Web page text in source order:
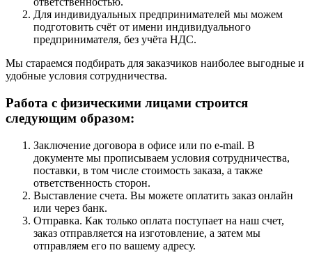
Для индивидуальных предпринимателей мы можем
подготовить счёт от имени индивидуального
предпринимателя, без учёта НДС.
Мы стараемся подбирать для заказчиков наиболее выгодные и
удобные условия сотрудничества.
Работа с физическими лицами строится
следующим образом:
Заключение договора в офисе или по e-mail. В
документе мы прописываем условия сотрудничества,
поставки, в том числе стоимость заказа, а также
ответственность сторон.
Выставление счета. Вы можете оплатить заказ онлайн
или через банк.
Отправка. Как только оплата поступает на наш счет,
заказ отправляется на изготовление, а затем мы
отправляем его по вашему адресу.